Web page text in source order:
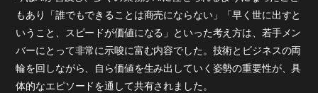
もあり「誰でもできることは商売にならない」「早く世に出すと
いうこと、スピードが価値になる」といった考え方は、若手メン
バーにとって非常に示唆に富む内容でした。技術とビジネスの両
輪を回しながら、自ら価値を生み出していく姿勢の重要性が、具
体的なエピソードを通して共有されました。